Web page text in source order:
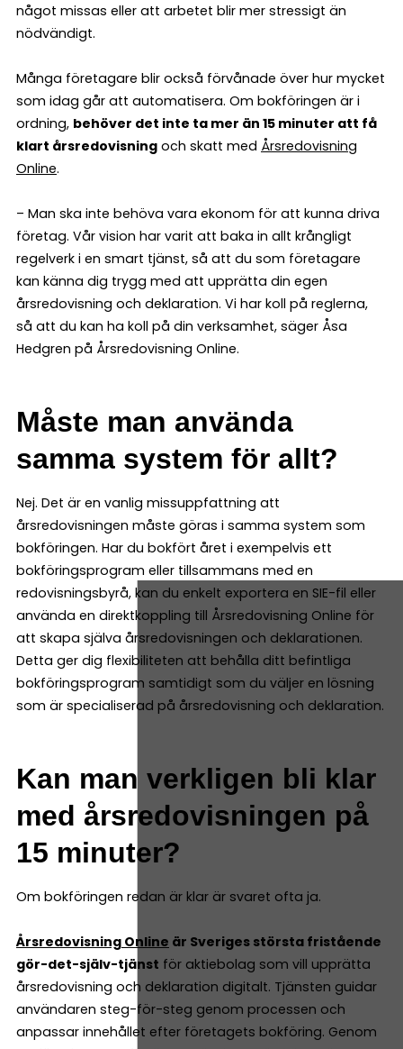
något missas eller att arbetet blir mer stressigt än
nödvändigt.
Många företagare blir också förvånade över hur mycket
som idag går att automatisera. Om bokföringen är i
ordning, behöver det inte ta mer än 15 minuter att få
klart årsredovisning och skatt med Årsredovisning
Online.
– Man ska inte behöva vara ekonom för att kunna driva
företag. Vår vision har varit att baka in allt krångligt
regelverk i en smart tjänst, så att du som företagare
kan känna dig trygg med att upprätta din egen
årsredovisning och deklaration. Vi har koll på reglerna,
så att du kan ha koll på din verksamhet, säger Åsa
Hedgren på Årsredovisning Online.
Måste man använda
samma system för allt?
Nej. Det är en vanlig missuppfattning att
årsredovisningen måste göras i samma system som
bokföringen. Har du bokfört året i exempelvis ett
bokföringsprogram eller tillsammans med en
redovisningsbyrå, kan du enkelt exportera en SIE-fil eller
använda en direktkoppling till Årsredovisning Online för
att skapa själva årsredovisningen och deklarationen.
Detta ger dig flexibiliteten att behålla ditt befintliga
bokföringsprogram samtidigt som du väljer en lösning
som är specialiserad på årsredovisning och deklaration.
Kan man verkligen bli klar
med årsredovisningen på
15 minuter?
Om bokföringen redan är klar är svaret ofta ja.
Årsredovisning Online är Sveriges största fristående
gör-det-själv-tjänst för aktiebolag som vill upprätta
årsredovisning och deklaration digitalt. Tjänsten guidar
användaren steg-för-steg genom processen och
anpassar innehållet efter företagets bokföring. Genom